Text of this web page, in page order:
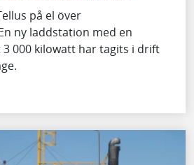
på el över
ny laddstation med en
000 kilowatt har tagits i drift